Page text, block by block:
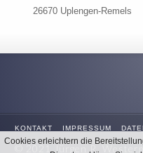
26670 Uplengen-Remels
KONTAKT IMPRESSUM
© 2021 Jürgen R.
Cookies erleichtern die